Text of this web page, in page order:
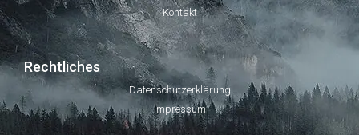
Kontakt
Rechtliches
Datenschutzerklärung
Impressum